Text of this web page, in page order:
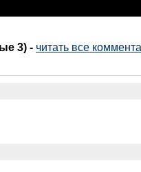
3) - читать все